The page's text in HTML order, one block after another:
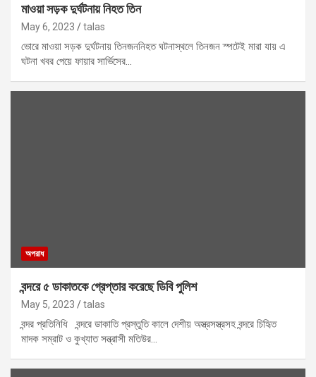
মাওয়া সড়ক দুর্ঘটনায় নিহত তিন
May 6, 2023 talas
ভোরে মাওয়া সড়ক দুর্ঘটনায় তিনজননিহত ঘটনাস্থলে তিনজন স্পটেই মারা যায় এ
ঘটনা খবর পেয়ে ফায়ার সার্ভিসের…
অপরাধ
বন্দরে ৫ ডাকাতকে গ্রেপ্তার করেছে ডিবি পুলিশ
May 5, 2023 talas
বন্দর প্রতিনিধি বন্দরে ডাকাতি প্রস্তুতি কালে দেশীয় অস্ত্রসস্ত্রসহ বন্দরে চিহিৃত
মাদক সম্রাট ও কুখ্যাত সন্ত্রাসী মতিউর…